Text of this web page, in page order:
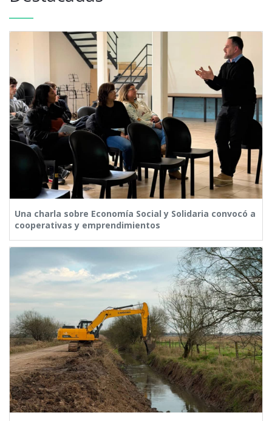
Una charla sobre Economía Social y Solidaria convocó a
cooperativas y emprendimientos